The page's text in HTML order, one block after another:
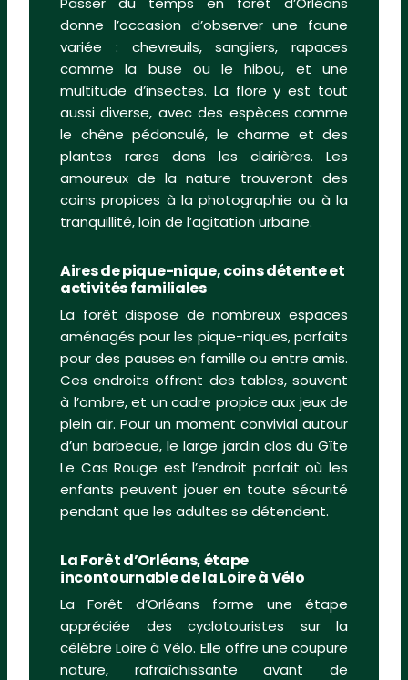
donne l’occasion d’observer une faune
variée : chevreuils, sangliers, rapaces
comme la buse ou le hibou, et une
multitude d’insectes. La flore y est tout
aussi diverse, avec des espèces comme
le chêne pédonculé, le charme et des
plantes rares dans les clairières. Les
amoureux de la nature trouveront des
coins propices à la photographie ou à la
tranquillité, loin de l’agitation urbaine.
Aires de pique-nique, coins détente et
activités familiales
La forêt dispose de nombreux espaces
aménagés pour les pique-niques, parfaits
pour des pauses en famille ou entre amis.
Ces endroits offrent des tables, souvent
à l’ombre, et un cadre propice aux jeux de
plein air. Pour un moment convivial autour
d’un barbecue, le large jardin clos du Gîte
Le Cas Rouge est l’endroit parfait où les
enfants peuvent jouer en toute sécurité
pendant que les adultes se détendent.
La Forêt d’Orléans, étape
incontournable de la Loire à Vélo
La Forêt d’Orléans forme une étape
appréciée des cyclotouristes sur la
célèbre Loire à Vélo. Elle offre une coupure
nature, rafraîchissante avant de